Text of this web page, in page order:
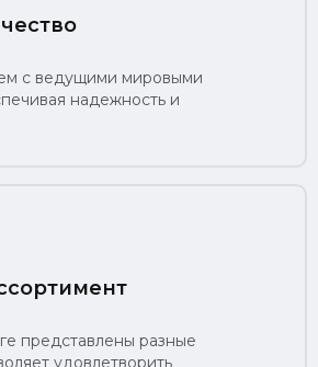
с ведущими мировыми
надежность и
представлены разные
удовлетворить